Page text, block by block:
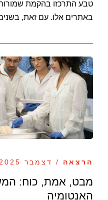
טבע התרכזו בהקמת
באתרים אלו. עם זאת,
הרצאה / דצמבר 2025
מבט, אמת, כוח:
האנטומיה